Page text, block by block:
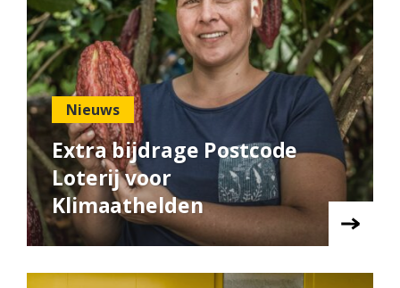
Nieuws
Extra bijdrage Postcode
Loterij voor
Klimaathelden